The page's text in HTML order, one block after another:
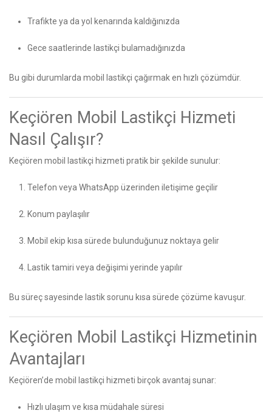
Trafikte ya da yol kenarında kaldığınızda
Gece saatlerinde lastikçi bulamadığınızda
Bu gibi durumlarda mobil lastikçi çağırmak en hızlı çözümdür.
Keçiören Mobil Lastikçi Hizmeti
Nasıl Çalışır?
Keçiören mobil lastikçi hizmeti pratik bir şekilde sunulur:
Telefon veya WhatsApp üzerinden iletişime geçilir
Konum paylaşılır
Mobil ekip kısa sürede bulunduğunuz noktaya gelir
Lastik tamiri veya değişimi yerinde yapılır
Bu süreç sayesinde lastik sorunu kısa sürede çözüme kavuşur.
Keçiören Mobil Lastikçi Hizmetinin
Avantajları
Keçiören’de mobil lastikçi hizmeti birçok avantaj sunar:
Hızlı ulaşım ve kısa müdahale süresi